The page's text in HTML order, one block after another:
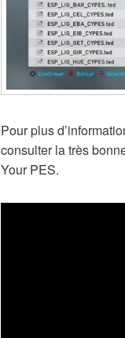
Pour plus
consulter la très
Your PES.